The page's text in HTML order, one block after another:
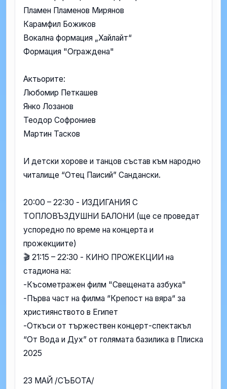
Пламен Пламенов Мирянов
Карамфил Божиков
Вокална формация „Хайлайт“
Формация "Ограждена"
Актьорите:
Любомир Петкашев
Янко Лозанов
Теодор Софрониев
Мартин Тасков
И детски хорове и танцов състав към народно
читалище “Отец Паисий” Сандански.
20:00 – 22:30 - ИЗДИГАНИЯ С
ТОПЛОВЪЗДУШНИ БАЛОНИ (ще се проведат
успоредно по време на концерта и
прожекциите)
🎬 21:15 – 22:30 - КИНО ПРОЖЕКЦИИ на
стадиона на:
-Късометражен филм "Свещената азбука"
-Първа част на филма “Крепост на вяра“ за
християнството в Египет
-Откъси от тържествен концерт-спектакъл
“От Вода и Дух” от голямата базилика в Плиска
2025
23 МАЙ /СЪБОТА/